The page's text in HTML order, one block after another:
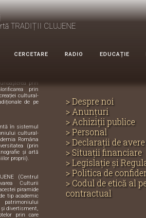
TRADIȚII CLUJENE
CERCETARE RADIO EDUCAȚIE
prin
prin
cultural-
de pe
în sistemul
cultural-
Româna
(prin
și artă
proprii).
(Centrul
Culturii
piramide
tip academic
patrimoniului
divertisment,
prin care
> Despre noi
> Anunțuri
> Achiziții publice
> Personal
> Declarații de
> Situații financiare
> Legislație și
> Politica de
> Codul de etică al
contractual